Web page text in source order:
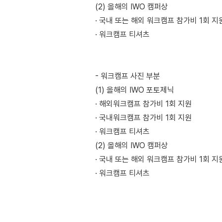
(2) 올해의 IWO 캠퍼상
· 국내 또는 해외 워크캠프 참가비 1회 지
· 워크캠프 티셔츠
- 워크캠프 사진 부분
(1) 올해의 IWO 포토제닉
· 해외워크캠프 참가비 1회 지원
· 국내워크캠프 참가비 1회 지원
· 워크캠프 티셔츠
(2) 올해의 IWO 캠퍼상
· 국내 또는 해외 워크캠프 참가비 1회 지
· 워크캠프 티셔츠